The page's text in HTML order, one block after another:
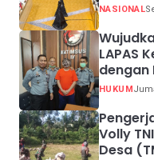
NASIONAL
LAPAS
dengan
Jakarta
HUKUM
Volly
Desa